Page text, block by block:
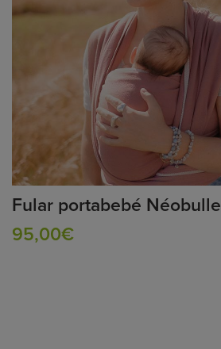
Fular portabebé Néobulle
95,00€